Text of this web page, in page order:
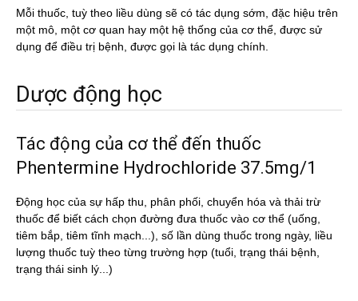
Mỗi thuốc, tuỳ theo liều dùng sẽ có tác dụng sớm, đặc hiệu trên
một mô, một cơ quan hay một hệ thống của cơ thể, được sử
dụng để điều trị bệnh, được gọi là tác dụng chính.
Dược động học
Tác động của cơ thể đến thuốc
Phentermine Hydrochloride 37.5mg/1
Động học của sự hấp thu, phân phối, chuyển hóa và thải trừ
thuốc để biết cách chọn đường đưa thuốc vào cơ thể (uống,
tiêm bắp, tiêm tĩnh mạch...), số lần dùng thuốc trong ngày, liều
lượng thuốc tuỳ theo từng trường hợp (tuổi, trạng thái bệnh,
trạng thái sinh lý...)